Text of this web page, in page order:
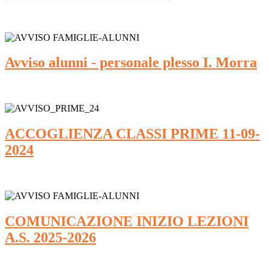
Avviso alunni - personale plesso I. Morra
ACCOGLIENZA CLASSI PRIME 11-09-
2024
COMUNICAZIONE INIZIO LEZIONI
A.S. 2025-2026